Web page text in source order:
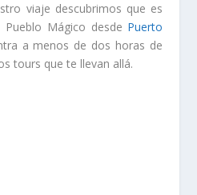
viaje descubrimos que es
Mágico desde Puerto
a menos de dos horas de
tours que te llevan allá.